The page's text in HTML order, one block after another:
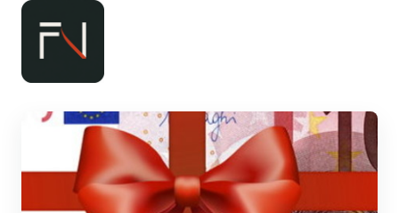
Zum
springen